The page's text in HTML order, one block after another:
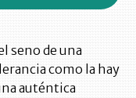
seno de una
como la hay
auténtica